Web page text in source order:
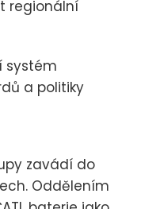
regionální
systém
a politiky
zavádí do
Oddělením